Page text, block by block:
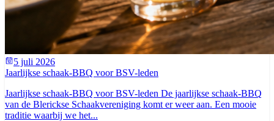
5 juli 2026
Jaarlijkse schaak-BBQ voor BSV-leden
Jaarlijkse schaak-BBQ voor BSV-leden De jaarlijkse schaak-BBQ
van de Blerickse Schaakvereniging komt er weer aan. Een mooie
traditie waarbij we het...